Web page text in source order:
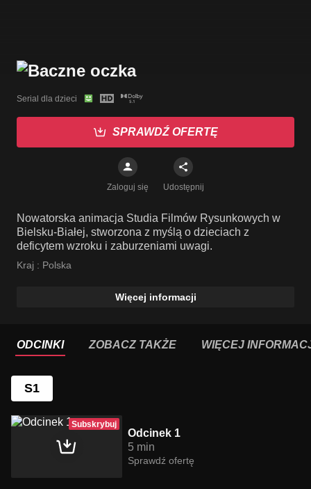
Serial dla dzieci
SPRAWDŹ OFERTĘ
Zaloguj się Udostępnij
Nowatorska animacja Studia Filmów Rysunkowych w
Bielsku-Białej, stworzona z myślą o dzieciach z
deficytem wzroku i zaburzeniami uwagi.
Kraj : Polska
Więcej informacji
ODCINKI ZOBACZ TAKŻE WIĘCEJ
S1
Subskrybuj
Odcinek 1
5 min
Sprawdź ofertę